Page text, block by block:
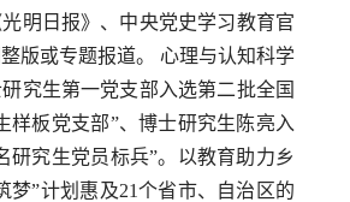
明日报》、中央党史学习教育官
版或专题报道。 心理与认知科学
究生第一党支部入选第二批全国
样板党支部”、博士研究生陈亮入
研究生党员标兵”。以教育助力乡
梦”计划惠及21个省市、自治区的